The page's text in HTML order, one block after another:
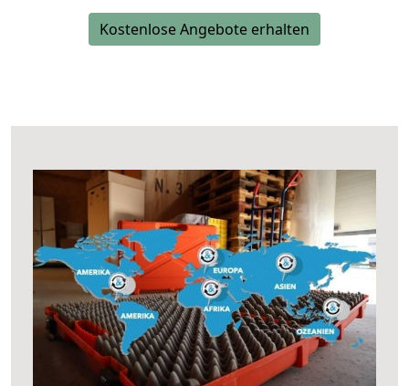
Kostenlose Angebote erhalten